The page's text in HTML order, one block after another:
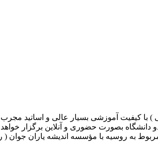
کیفیت آموزشی بسیار عالی و اساتید مجرب
بصورت حضوری و آنلاین برگزار
به روسیه با مؤسسه اندیشه یاران جوان